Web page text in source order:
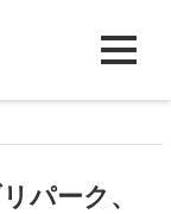
パーク、